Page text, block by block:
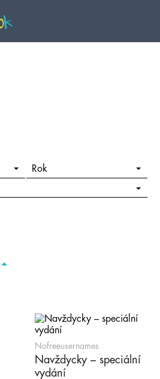
Rok
Nofreeusernames
Navždycky – speciální
vydání